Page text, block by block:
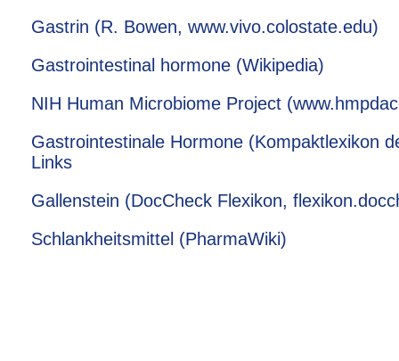
Gastrin (R. Bowen, www.vivo.colostate.edu)
Gastrointestinal hormone (Wikipedia)
NIH Human Microbiome Project
Gastrointestinale Hormone (Kompaktlexikon
Links
Gallenstein (DocCheck Flexikon,
Schlankheitsmittel (PharmaWiki)